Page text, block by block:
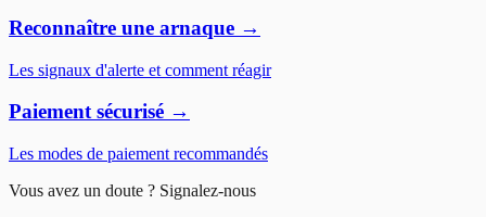
Reconnaître une arnaque →
Les signaux d'alerte et comment réagir
Paiement sécurisé →
Les modes de paiement recommandés
Vous avez un doute ? Signalez-nous